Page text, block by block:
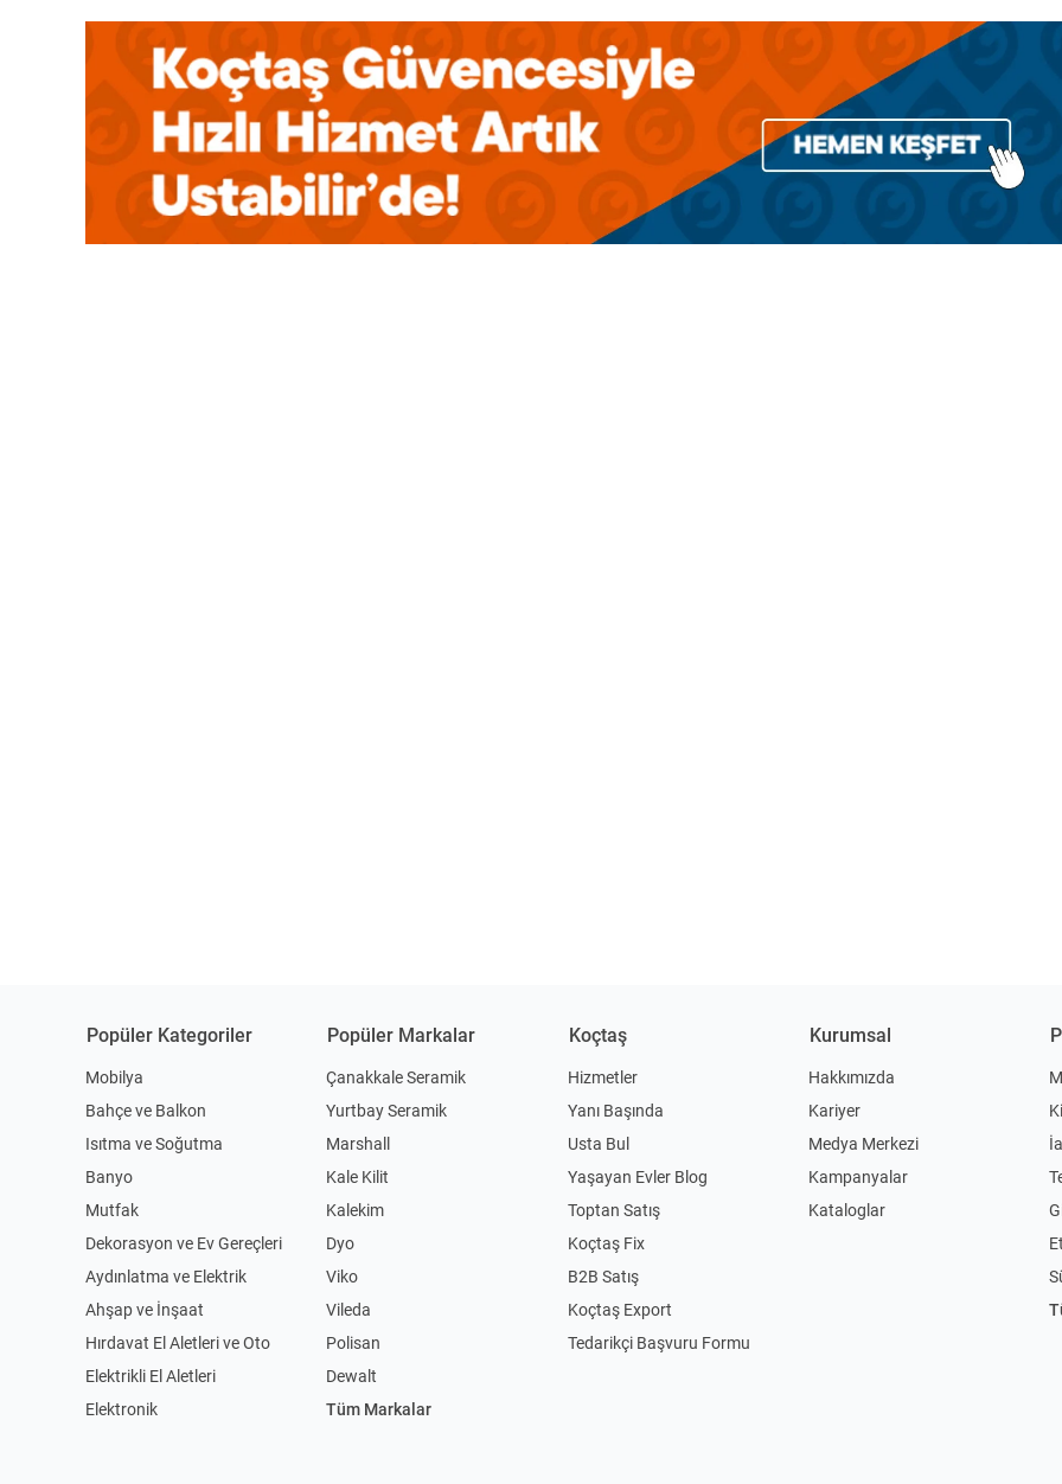
Popüler Kategoriler
Mobilya
Bahçe ve Balkon
Isıtma ve Soğutma
Banyo
Mutfak
Dekorasyon ve Ev Gereçleri
Aydınlatma ve Elektrik
Ahşap ve İnşaat
Hırdavat El Aletleri ve Oto
Elektrikli El Aletleri
Elektronik
Popüler Markalar
Çanakkale Seramik
Yurtbay Seramik
Marshall
Kale Kilit
Kalekim
Dyo
Viko
Vileda
Polisan
Dewalt
Tüm Markalar
Koçtaş
Hizmetler
Yanı Başında
Usta Bul
Yaşayan Evler Blog
Toptan Satış
Koçtaş Fix
B2B Satış
Koçtaş Export
Tedarikçi Başvuru Formu
Kurumsal
Hakkımızda
Kariyer
Medya Merkezi
Kampanyalar
Kataloglar